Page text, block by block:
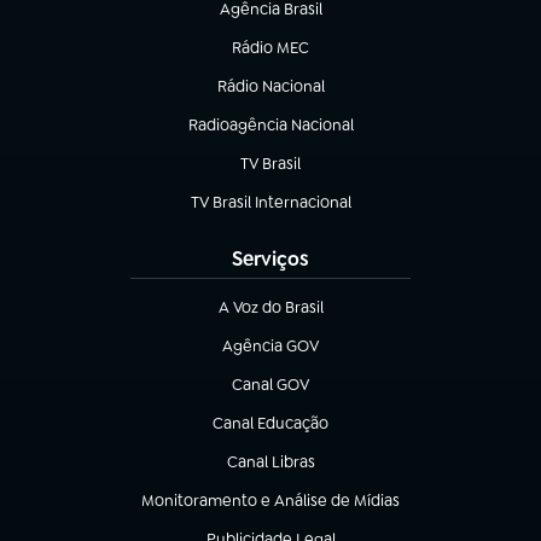
Agência Brasil
(abre em nova aba)
Rádio MEC
(abre em nova aba)
Rádio Nacional
Radioagência Nacional
(abre em nova aba)
TV Brasil
(abre em nova aba)
TV Brasil Internacional
(abre em nova aba)
Serviços
A Voz do Brasil
(abre em nova aba)
Agência GOV
(abre em nova aba)
Canal GOV
(abre em nova aba)
Canal Educação
(abre em nova aba)
Canal Libras
(abre em nova aba)
Monitoramento e Análise de Mídias
(abre em nova aba)